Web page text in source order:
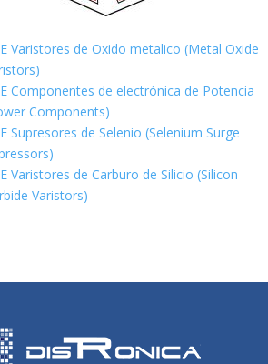
Varistores de Oxido metalico (Metal Oxide
Componentes de electrónica de Potencia
Components)
Supresores de Selenio (Selenium Surge
Varistores de Carburo de Silicio (Silicon
Varistors)